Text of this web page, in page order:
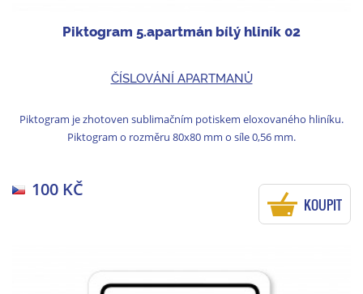
Piktogram 5.apartmán bílý hliník 02
ČÍSLOVÁNÍ APARTMANŮ
Piktogram je zhotoven sublimačním potiskem eloxovaného hliníku.
Piktogram o rozměru 80x80 mm o síle 0,56 mm.
100 KČ
KOUPIT